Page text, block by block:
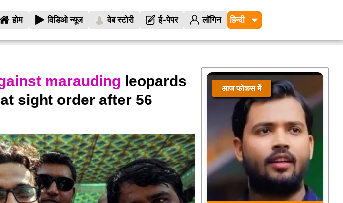
होम विडिओ न्यूज वेब स्टोरी ई-पेपर लॉगिन
marauding leopards
sight order after 56
आज फोकस में